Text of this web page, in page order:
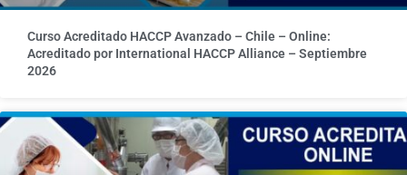
Curso Acreditado HACCP Avanzado – Chile – Online:
Acreditado por International HACCP Alliance – Septiembre
2026